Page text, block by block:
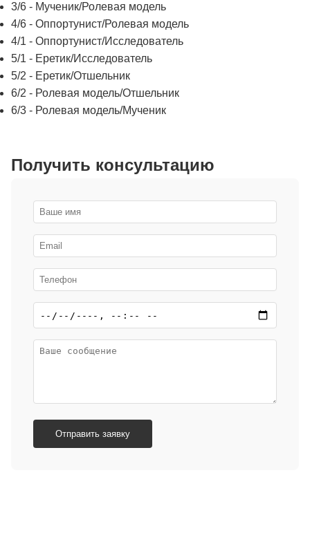
3/6 - Мученик/Ролевая модель
4/6 - Оппортунист/Ролевая модель
4/1 - Оппортунист/Исследователь
5/1 - Еретик/Исследователь
5/2 - Еретик/Отшельник
6/2 - Ролевая модель/Отшельник
6/3 - Ролевая модель/Мученик
Получить консультацию
Отправить заявку